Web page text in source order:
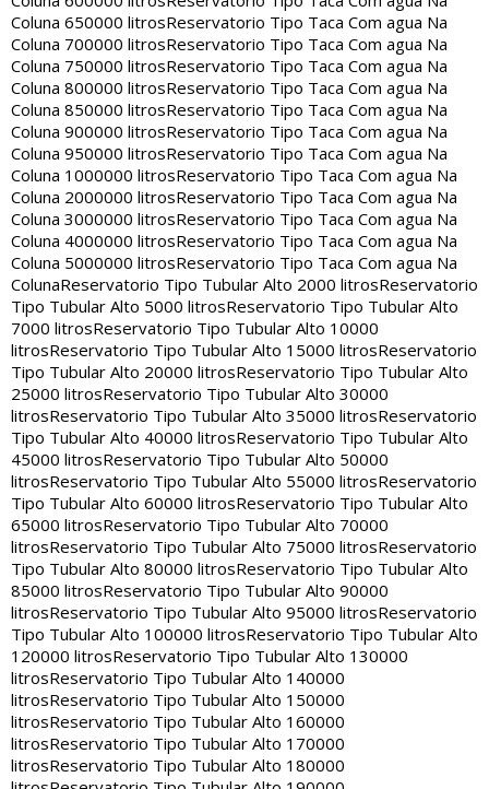
Coluna 650000 litrosReservatorio Tipo Taca Com agua Na
Coluna 700000 litrosReservatorio Tipo Taca Com agua Na
Coluna 750000 litrosReservatorio Tipo Taca Com agua Na
Coluna 800000 litrosReservatorio Tipo Taca Com agua Na
Coluna 850000 litrosReservatorio Tipo Taca Com agua Na
Coluna 900000 litrosReservatorio Tipo Taca Com agua Na
Coluna 950000 litrosReservatorio Tipo Taca Com agua Na
Coluna 1000000 litrosReservatorio Tipo Taca Com agua Na
Coluna 2000000 litrosReservatorio Tipo Taca Com agua Na
Coluna 3000000 litrosReservatorio Tipo Taca Com agua Na
Coluna 4000000 litrosReservatorio Tipo Taca Com agua Na
Coluna 5000000 litrosReservatorio Tipo Taca Com agua Na
ColunaReservatorio Tipo Tubular Alto 2000 litrosReservatorio
Tipo Tubular Alto 5000 litrosReservatorio Tipo Tubular Alto
7000 litrosReservatorio Tipo Tubular Alto 10000
litrosReservatorio Tipo Tubular Alto 15000 litrosReservatorio
Tipo Tubular Alto 20000 litrosReservatorio Tipo Tubular Alto
25000 litrosReservatorio Tipo Tubular Alto 30000
litrosReservatorio Tipo Tubular Alto 35000 litrosReservatorio
Tipo Tubular Alto 40000 litrosReservatorio Tipo Tubular Alto
45000 litrosReservatorio Tipo Tubular Alto 50000
litrosReservatorio Tipo Tubular Alto 55000 litrosReservatorio
Tipo Tubular Alto 60000 litrosReservatorio Tipo Tubular Alto
65000 litrosReservatorio Tipo Tubular Alto 70000
litrosReservatorio Tipo Tubular Alto 75000 litrosReservatorio
Tipo Tubular Alto 80000 litrosReservatorio Tipo Tubular Alto
85000 litrosReservatorio Tipo Tubular Alto 90000
litrosReservatorio Tipo Tubular Alto 95000 litrosReservatorio
Tipo Tubular Alto 100000 litrosReservatorio Tipo Tubular Alto
120000 litrosReservatorio Tipo Tubular Alto 130000
litrosReservatorio Tipo Tubular Alto 140000
litrosReservatorio Tipo Tubular Alto 150000
litrosReservatorio Tipo Tubular Alto 160000
litrosReservatorio Tipo Tubular Alto 170000
litrosReservatorio Tipo Tubular Alto 180000